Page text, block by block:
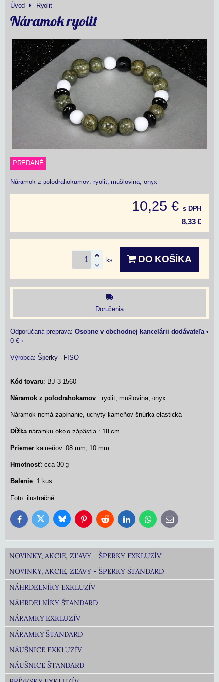
Úvod Ryolit
Náramok ryolit
PREDANÉ
Náramok z polodrahokamov: ryolit, mušlovina, onyx
10,25 € s DPH
8,33 €
ks DO KOŠÍKA
Doručenia
Osobne v obchodnej kancelárii dodávateľa•
0 € •
Výrobca: Šperky - FISO
Kód tovaru: BJ-3-1560
Náramok z polodrahokamov : ryolit, mušlovina, onyx
Náramok nemá zapínanie, úchyty kameňov šnúrka elastická
Dĺžkanáramku okolo zápästia : 18 cm
Priemer kameňov: 08 mm, 10 mm
Hmotnosť: cca 30 g
Balenie: 1 kus
Foto: ilustračné
FacebookTwitter BlueskyPinterestReddit LinkedInWhatsApp
E-
mail
NOVINKY, AKCIE, ZĽAVY - ŠPERKY EXKLUZÍV
NOVINKY, AKCIE, ZĽAVY - ŠPERKY ŠTANDARD
NÁHRDELNÍKY EXKLUZÍV
NÁHRDELNÍKY ŠTANDARD
NÁRAMKY EXKLUZÍV
NÁRAMKY ŠTANDARD
NÁUŠNICE EXKLUZÍV
NÁUŠNICE ŠTANDARD